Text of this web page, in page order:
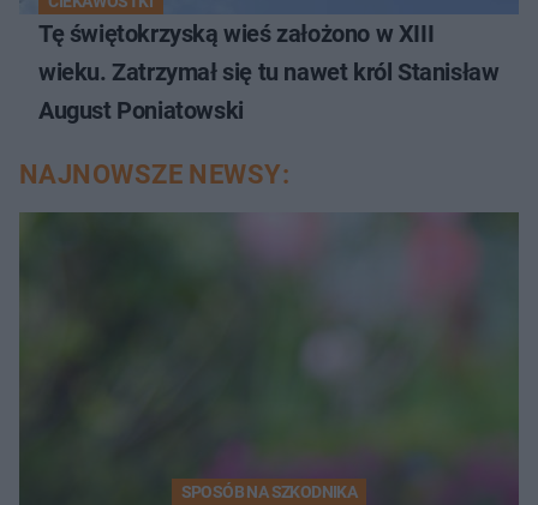
Tę świętokrzyską wieś założono w XIII
wieku. Zatrzymał się tu nawet król Stanisław
August Poniatowski
NAJNOWSZE NEWSY:
SPOSÓB NA SZKODNIKA